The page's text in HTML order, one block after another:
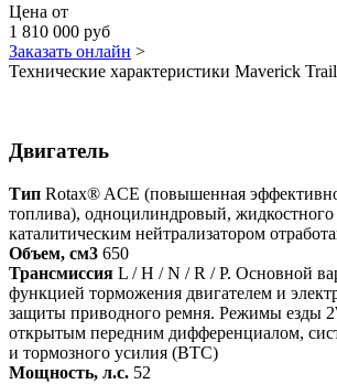
Цена от
1 810 000 руб
Заказать онлайн >
Технические характеристики Maverick
Двигатель
Тип Rotax® ACE (повышенная
топлива), одноцилиндровый,
каталитическим нейтрализатором
Объем, см3 650
Трансмиссия L / H / N / R / P. Основной
функцией торможения двигателем и
защиты приводного ремня. Режимы езды
открытым передним дифференциалом,
и тормозного усилия (BTC)
Мощность, л.с. 52